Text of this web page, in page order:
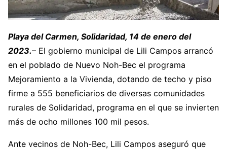
Playa del Carmen, Solidaridad, 14 de enero del
2023.– El gobierno municipal de Lili Campos arrancó
en el poblado de Nuevo Noh-Bec el programa
Mejoramiento a la Vivienda, dotando de techo y piso
firme a 555 beneficiarios de diversas comunidades
rurales de Solidaridad, programa en el que se invierten
más de ocho millones 100 mil pesos.
Ante vecinos de Noh-Bec, Lili Campos aseguró que